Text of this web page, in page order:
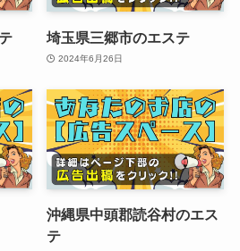
埼玉県三郷市のエステ
2024年6月26日
沖縄県中頭郡読谷村のエス
テ